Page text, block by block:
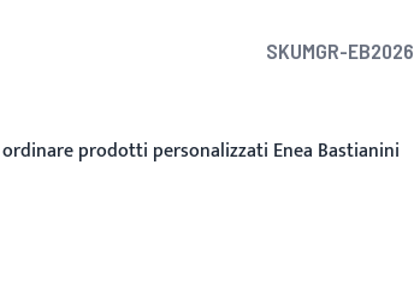
SKUMGR-EB2026
prodotti personalizzati Enea Bastianini